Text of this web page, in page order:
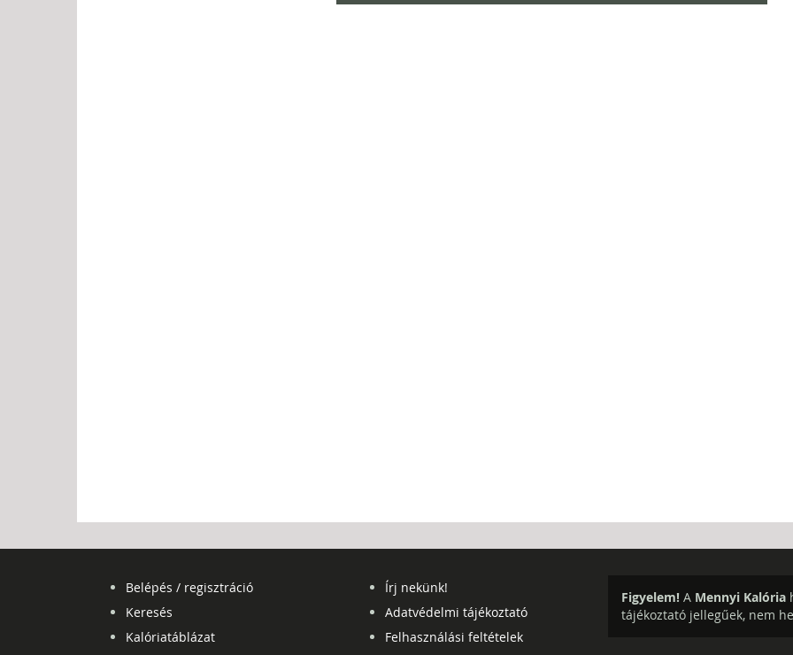
Belépés / regisztráció
Keresés
Kalóriatáblázat
Írj nekünk!
Adatvédelmi tájékoztató
Felhasználási feltételek
Figyelem! A Mennyi Kalória
tájékoztató jellegűek, nem